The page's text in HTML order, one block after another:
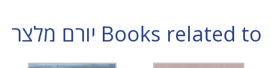
Books related to יורם מלצר